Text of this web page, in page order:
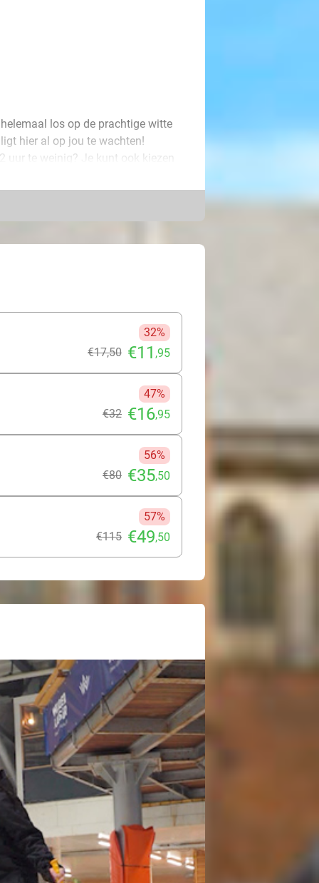
los op de prachtige witte
hier al op jou te wachten!
te weinig? Je kunt ook kiezen
ook kiezen voor het huren van het
Wij wensen je alvast veel
32%
€17,50 €11 ,95
47%
€32 €16,95
56%
€80 €35,50
57%
€115 €49,50